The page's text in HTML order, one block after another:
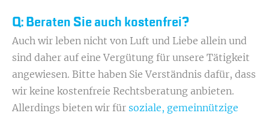
Q: Beraten Sie auch kostenfrei?
Auch wir leben nicht von Luft und Liebe allein und
sind daher auf eine Vergütung für unsere Tätigkeit
angewiesen. Bitte haben Sie Verständnis dafür, dass
wir keine kostenfreie Rechtsberatung anbieten.
Allerdings bieten wir für soziale, gemeinnützige